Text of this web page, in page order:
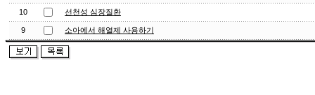
10 선천성 심장질환
9 소아에서 해열제 사용하기